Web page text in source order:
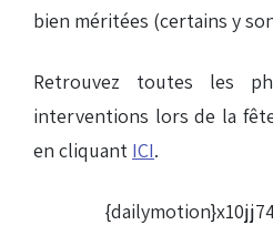
bien méritées (certains y
Retrouvez toutes les
interventions lors de la
en cliquant ICI.
{dailymotion}